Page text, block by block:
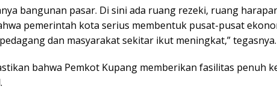
bangunan pasar. Di sini ada ruang rezeki, ruang
pemerintah kota serius membentuk pusat-pusat
dan masyarakat sekitar ikut meningkat,” tegasnya.
bahwa Pemkot Kupang memberikan fasilitas penuh